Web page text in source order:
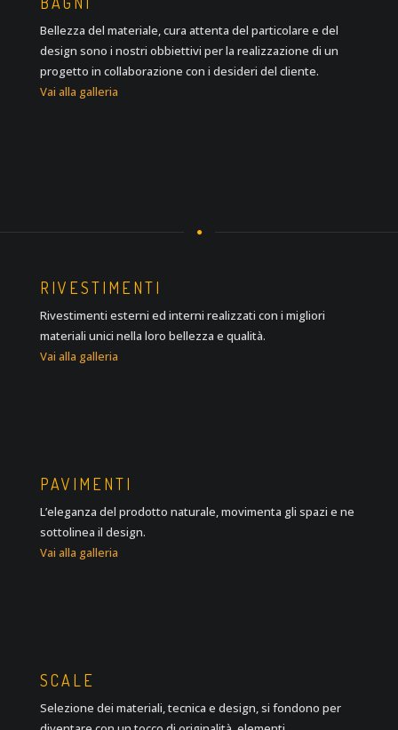
Bellezza del materiale, cura attenta del particolare e del
design sono i nostri obbiettivi per la realizzazione di un
progetto in collaborazione con i desideri del cliente.
Vai alla galleria
RIVESTIMENTI
Rivestimenti esterni ed interni realizzati con i migliori
materiali unici nella loro bellezza e qualità.
Vai alla galleria
PAVIMENTI
L’eleganza del prodotto naturale, movimenta gli spazi e ne
sottolinea il design.
Vai alla galleria
SCALE
Selezione dei materiali, tecnica e design, si fondono per